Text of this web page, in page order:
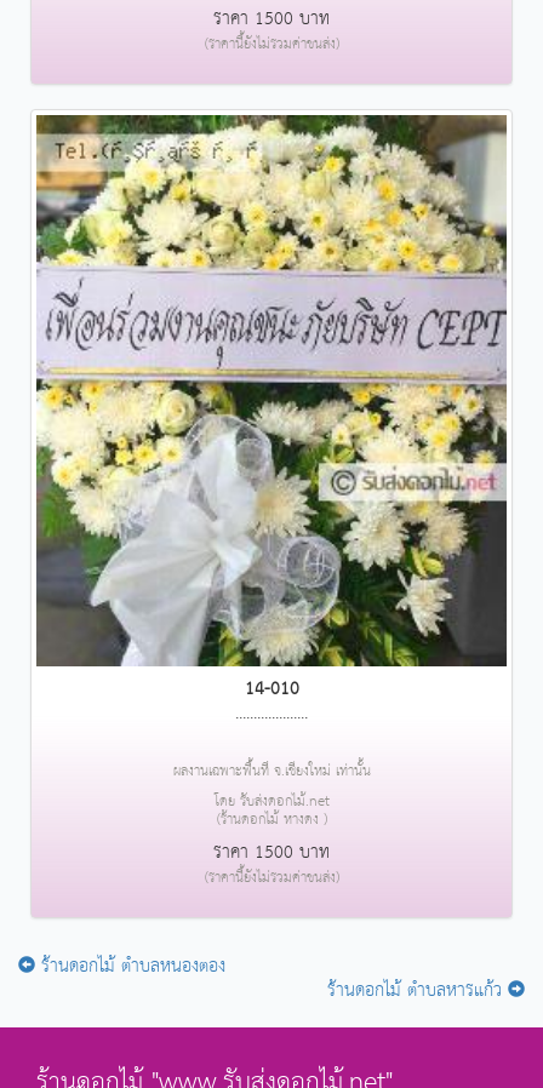
ราคา 1500 บาท
(ราคานี้ยังไม่รวมค่าขนส่ง)
14-010
....................
ผลงานเฉพาะพื้นที่ จ.เชียงใหม่ เท่านั้น
โดย รับส่งดอกไม้.net
(ร้านดอกไม้ หางดง )
ราคา 1500 บาท
(ราคานี้ยังไม่รวมค่าขนส่ง)
ร้านดอกไม้ ตำบลหนองตอง
ร้านดอกไม้ ตำบลหารแก้ว